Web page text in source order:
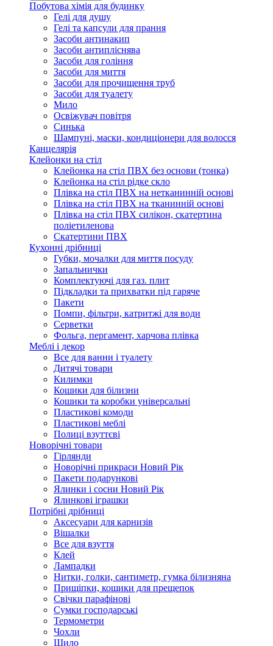
Побутова хімія для будинку
Гелі для душу
Гелі та капсули для прання
Засоби антинакип
Засоби антипліснява
Засоби для гоління
Засоби для миття
Засоби для прочищення труб
Засоби для туалету
Мило
Освіжувач повітря
Синька
Шампуні, маски, кондиціонери для волосся
Канцелярія
Клейонки на стіл
Клейонка на стіл ПВХ без основи (тонка)
Клейонка на стіл рідке скло
Плівка на стіл ПВХ на нетканинній основі
Плівка на стіл ПВХ на тканинній основі
Плівка на стіл ПВХ силікон, скатертина
поліетиленова
Скатертини ПВХ
Кухонні дрібниці
Губки, мочалки для миття посуду
Запальнички
Комплектуючі для газ. плит
Підкладки та прихватки під гаряче
Пакети
Помпи, фільтри, катритжі для води
Серветки
Фольга, пергамент, харчова плівка
Меблі і декор
Все для ванни і туалету
Дитячі товари
Килимки
Кошики для білизни
Кошики та коробки універсальні
Пластикові комоди
Пластикові меблі
Полиці взуттєві
Новорічні товари
Гірлянди
Новорічні прикраси Новий Рік
Пакети подарункові
Ялинки і сосни Новий Рік
Ялинкові іграшки
Потрібні дрібниці
Аксесуари для карнизів
Вішалки
Все для взуття
Клей
Лампадки
Нитки, голки, сантиметр, гумка білизняна
Прищіпки, кошики для прещепок
Свічки парафінові
Сумки господарські
Термометри
Чохли
Шило